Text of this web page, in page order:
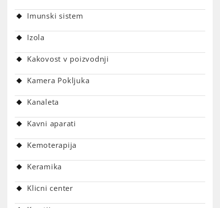
Imunski sistem
Izola
Kakovost v poizvodnji
Kamera Pokljuka
Kanaleta
Kavni aparati
Kemoterapija
Keramika
Klicni center